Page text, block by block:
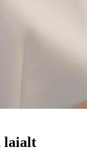
laialt